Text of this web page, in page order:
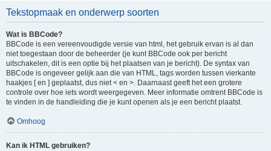
Tekstopmaak en onderwerp soorten
Wat is BBCode?
BBCode is een vereenvoudigde versie van html, het gebruik ervan is al dan
niet toegestaan door de beheerder (je kunt BBCode ook per bericht
uitschakelen, dit is een optie bij het plaatsen van je bericht). De syntax van
BBCode is ongeveer gelijk aan die van HTML, tags worden tussen vierkante
haakjes [ en ] geplaatst, dus niet < en >. Daarnaast geeft het een grotere
controle over hoe iets wordt weergegeven. Meer informatie omtrent BBCode is
te vinden in de handleiding die je kunt openen als je een bericht plaatst.
Omhoog
Kan ik HTML gebruiken?